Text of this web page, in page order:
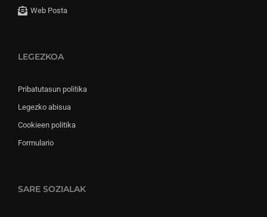
Web Posta
LEGEZKOA
Pribatutasun politika
Legezko abisua
Cookieen politika
Formulario
SARE SOZIALAK